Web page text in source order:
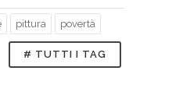
pittura povertà
# TUTTI I TAG